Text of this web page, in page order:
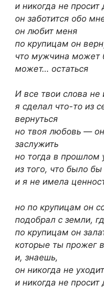
и никогда не просит
он заботится обо
он любит меня
по крупицам он
что мужчина может
может… остаться
И все твои слова не
я сделал что-то из
вернуться
но твоя любовь —
заслужить
но тогда в прошлом
из того, что было
и я не имела
но по крупицам он
подобрал с земли,
по крупицам он
которые ты прожег
и, знаешь,
он никогда не уходит
и никогда не просит